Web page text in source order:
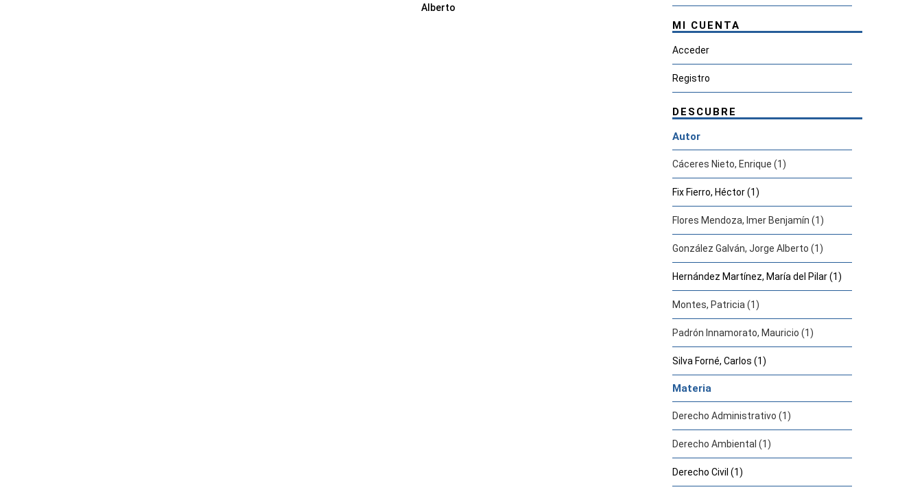
Alberto
MI CUENTA
Acceder
Registro
DESCUBRE
Autor
Cáceres Nieto, Enrique (1)
Fix Fierro, Héctor (1)
Flores Mendoza, Imer Benjamín (1)
González Galván, Jorge Alberto (1)
Hernández Martínez, María del Pilar (1)
Montes, Patricia (1)
Padrón Innamorato, Mauricio (1)
Silva Forné, Carlos (1)
Materia
Derecho Administrativo (1)
Derecho Ambiental (1)
Derecho Civil (1)